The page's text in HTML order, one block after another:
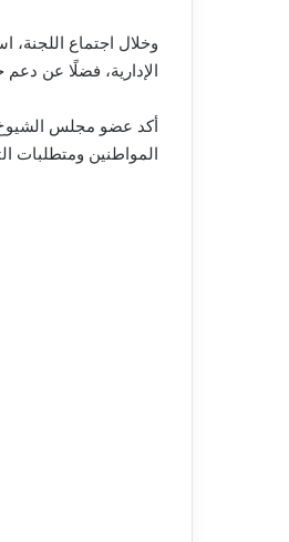
وخلال اجتماع
الإدارية، فضلًا عن
أكد عضو مجلس الشيوخ
المواطنين ومتطلبات